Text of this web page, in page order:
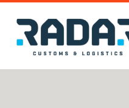
Radar Customs & Logistics